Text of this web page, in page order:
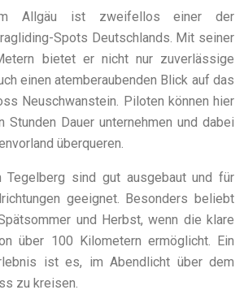
Allgäu ist zweifellos einer der
Spots Deutschlands. Mit seiner
bietet er nicht nur zuverlässige
einen atemberaubenden Blick auf das
Neuschwanstein. Piloten können hier
Stunden Dauer unternehmen und dabei
überqueren.
Tegelberg sind gut ausgebaut und für
geeignet. Besonders beliebt
und Herbst, wenn die klare
über 100 Kilometern ermöglicht. Ein
ist es, im Abendlicht über dem
zu kreisen.